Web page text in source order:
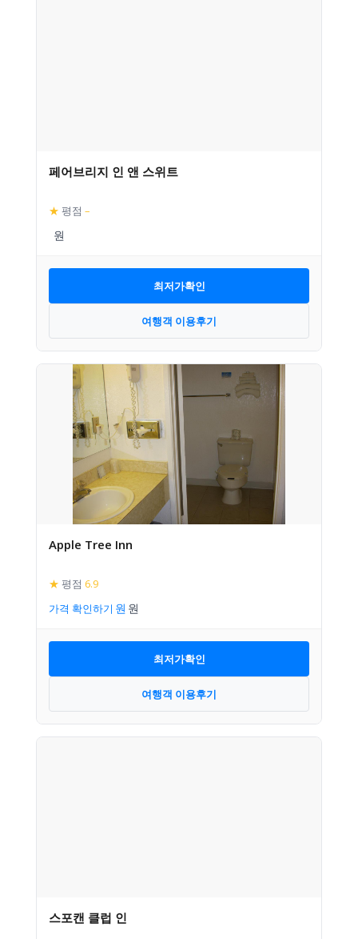
페어브리지 인 앤 스위트
★ 평점 –
최저가확인
여행객 이용후기
Apple Tree Inn
★ 평점 6.9
가격 확인하기
최저가확인
여행객 이용후기
스포캔 클럽 인